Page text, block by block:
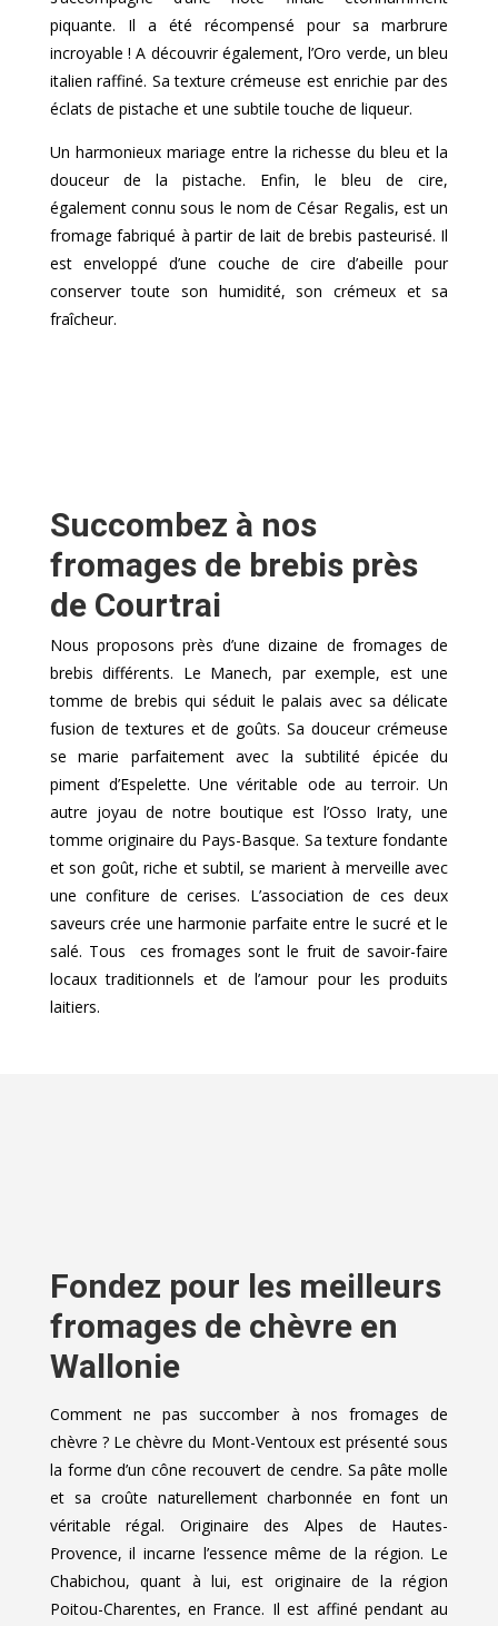
piquante. Il a été récompensé pour sa marbrure
incroyable ! A découvrir également, l’Oro verde, un bleu
italien raffiné. Sa texture crémeuse est enrichie par des
éclats de pistache et une subtile touche de liqueur.
Un harmonieux mariage entre la richesse du bleu et la
douceur de la pistache. Enfin, le bleu de cire,
également connu sous le nom de César Regalis, est un
fromage fabriqué à partir de lait de brebis pasteurisé. Il
est enveloppé d’une couche de cire d’abeille pour
conserver toute son humidité, son crémeux et sa
fraîcheur.
Succombez à nos
fromages de brebis près
de Courtrai
Nous proposons près d’une dizaine de fromages de
brebis différents. Le Manech, par exemple, est une
tomme de brebis qui séduit le palais avec sa délicate
fusion de textures et de goûts. Sa douceur crémeuse
se marie parfaitement avec la subtilité épicée du
piment d’Espelette. Une véritable ode au terroir. Un
autre joyau de notre boutique est l’Osso Iraty, une
tomme originaire du Pays-Basque. Sa texture fondante
et son goût, riche et subtil, se marient à merveille avec
une confiture de cerises. L’association de ces deux
saveurs crée une harmonie parfaite entre le sucré et le
salé. Tous ces fromages sont le fruit de savoir-faire
locaux traditionnels et de l’amour pour les produits
laitiers.
Fondez pour les meilleurs
fromages de chèvre en
Wallonie
Comment ne pas succomber à nos fromages de
chèvre ? Le chèvre du Mont-Ventoux est présenté sous
la forme d’un cône recouvert de cendre. Sa pâte molle
et sa croûte naturellement charbonnée en font un
véritable régal. Originaire des Alpes de Hautes-
Provence, il incarne l’essence même de la région. Le
Chabichou, quant à lui, est originaire de la région
Poitou-Charentes, en France. Il est affiné pendant au